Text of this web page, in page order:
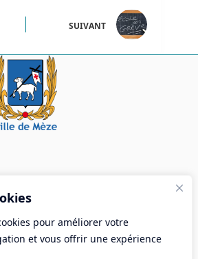
pour améliorer votre
et vous offrir une expérience
SUIVANT
de Mèze
- BP 28 34140 Mèze
67 18 30 30